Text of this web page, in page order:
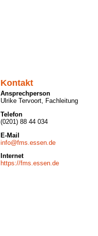
Kontakt
Ansprechperson
Ulrike Tervoort, Fachleitung
Telefon
(0201) 88 44 034
E-Mail
info@fms.essen.de
Internet
https://fms.essen.de